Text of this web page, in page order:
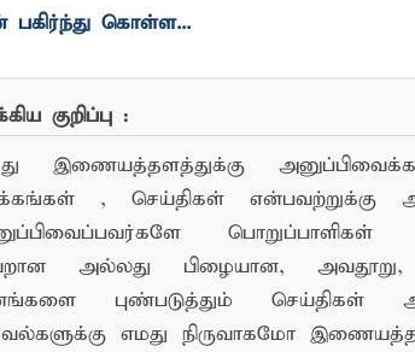
குறிப்பு :
இணையத்தளத்துக்கு
, செய்திகள் என்பவற்றுக்கு
பொறுப்பாளிகள்
அல்லது பிழையான, அவதூறு,
புண்படுத்தும் செய்திகள்
எமது நிருவாகமோ